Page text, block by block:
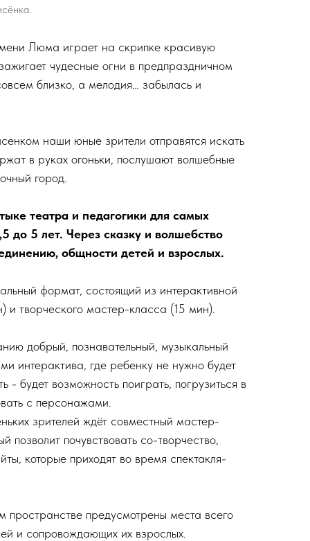
Люма играет на скрипке красивую
чудесные огни в предпраздничном
близко, а мелодия… забылась и
наши юные зрители отправятся искать
в руках огоньки, послушают волшебные
город.
театра и педагогики для самых
до 5 лет. Через сказку и волшебство
общности детей и взрослых.
формат, состоящий из интерактивной
и творческого мастер-класса (15 мин).
добрый, познавательный, музыкальный
интерактива, где ребенку не нужно будет
- будет возможность поиграть, погрузиться в
с персонажами.
зрителей ждёт совместный мастер-
позволит почувствовать со-творчество,
которые приходят во время спектакля-
пространстве предусмотрены места всего
и сопровождающих их взрослых.